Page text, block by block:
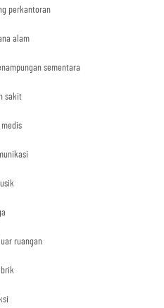
perkantoran
alam
sementara
sakit
ruangan